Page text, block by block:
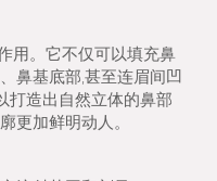
用。它不仅可以填充鼻
鼻基底部,甚至连眉间凹
打造出自然立体的鼻部
更加鲜明动人。